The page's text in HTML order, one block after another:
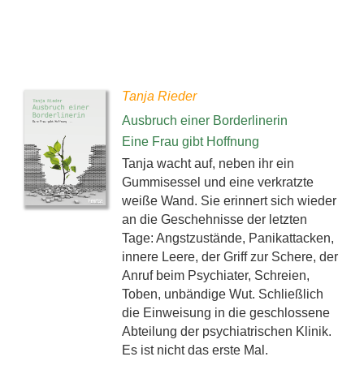
Tanja Rieder
Ausbruch einer Borderlinerin
Eine Frau gibt Hoffnung
Tanja wacht auf, neben ihr ein
Gummisessel und eine verkratzte
weiße Wand. Sie erinnert sich wieder
an die Geschehnisse der letzten
Tage: Angstzustände, Panikattacken,
innere Leere, der Griff zur Schere, der
Anruf beim Psychiater, Schreien,
Toben, unbändige Wut. Schließlich
die Einweisung in die geschlossene
Abteilung der psychiatrischen Klinik.
Es ist nicht das erste Mal.